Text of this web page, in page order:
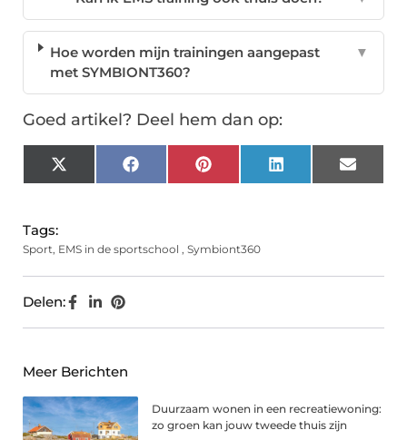
Hoe worden mijn trainingen aangepast
met SYMBIONT360?
▼
Goed artikel? Deel hem dan op:
X
(Twitter)
FacebookPinterest LinkedIn Email
Tags:
Sport, EMS in de sportschool , Symbiont360
Delen:
Meer Berichten
Duurzaam wonen in een recreatiewoning:
zo groen kan jouw tweede thuis zijn